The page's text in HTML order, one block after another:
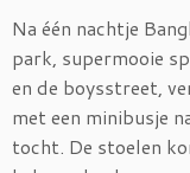
Na één nachtje
park, supermooie
en de boysstreet,
met een minibusje
tocht. De stoelen